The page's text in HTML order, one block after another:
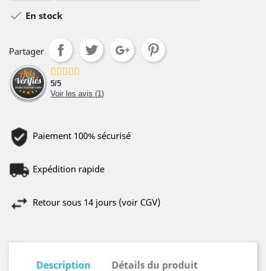
 En stock
Partager
5/5
Voir les avis (1)
Paiement 100% sécurisé
Expédition rapide
Retour sous 14 jours (voir CGV)
Description
Détails du produit